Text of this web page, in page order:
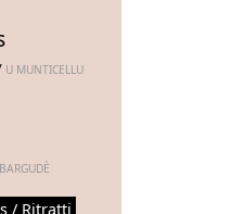
U MUNTICELLU
BARGUDÈ
/ Ritratti